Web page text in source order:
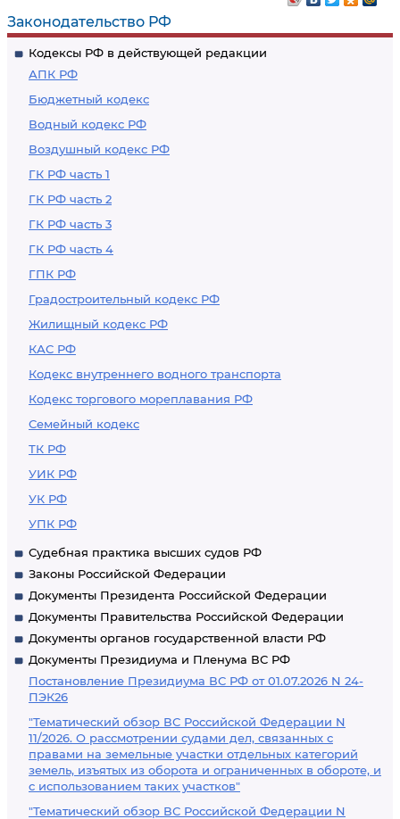
Законодательство РФ
Кодексы РФ в действующей редакции
АПК РФ
Бюджетный кодекс
Водный кодекс РФ
Воздушный кодекс РФ
ГК РФ часть 1
ГК РФ часть 2
ГК РФ часть 3
ГК РФ часть 4
ГПК РФ
Градостроительный кодекс РФ
Жилищный кодекс РФ
КАС РФ
Кодекс внутреннего водного транспорта
Кодекс торгового мореплавания РФ
Семейный кодекс
ТК РФ
УИК РФ
УК РФ
УПК РФ
Судебная практика высших судов РФ
Законы Российской Федерации
Документы Президента Российской Федерации
Документы Правительства Российской Федерации
Документы органов государственной власти РФ
Документы Президиума и Пленума ВС РФ
Постановление Президиума ВС РФ от 01.07.2026 N 24-
ПЭК26
"Тематический обзор ВС Российской Федерации N
11/2026. О рассмотрении судами дел, связанных с
правами на земельные участки отдельных категорий
земель, изъятых из оборота и ограниченных в обороте, и
с использованием таких участков"
"Тематический обзор ВС Российской Федерации N